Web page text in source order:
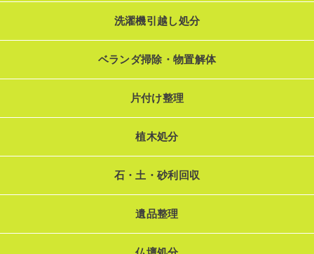
洗濯機引越し処分
ベランダ掃除・物置解体
片付け整理
植木処分
石・土・砂利回収
遺品整理